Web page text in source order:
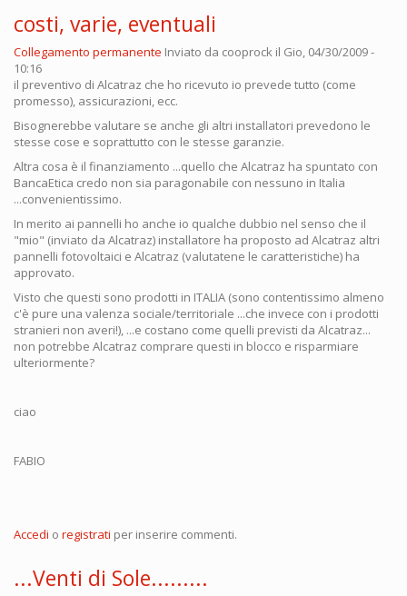
costi, varie, eventuali
Collegamento permanente Inviato da cooprock il Gio, 04/30/2009 -
10:16
il preventivo di Alcatraz che ho ricevuto io prevede tutto (come
promesso), assicurazioni, ecc.
Bisognerebbe valutare se anche gli altri installatori prevedono le
stesse cose e soprattutto con le stesse garanzie.
Altra cosa è il finanziamento ...quello che Alcatraz ha spuntato con
BancaEtica credo non sia paragonabile con nessuno in Italia
...convenientissimo.
In merito ai pannelli ho anche io qualche dubbio nel senso che il
"mio" (inviato da Alcatraz) installatore ha proposto ad Alcatraz altri
pannelli fotovoltaici e Alcatraz (valutatene le caratteristiche) ha
approvato.
Visto che questi sono prodotti in ITALIA (sono contentissimo almeno
c'è pure una valenza sociale/territoriale ...che invece con i prodotti
stranieri non averi!), ...e costano come quelli previsti da Alcatraz...
non potrebbe Alcatraz comprare questi in blocco e risparmiare
ulteriormente?
ciao
FABIO
Accedi o registrati per inserire commenti.
...Venti di Sole.........